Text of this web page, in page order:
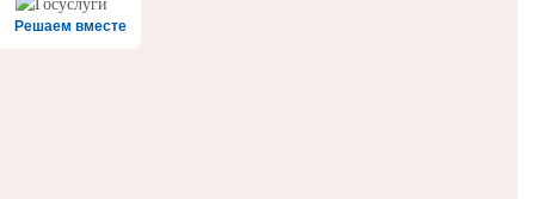
Решаем вместе